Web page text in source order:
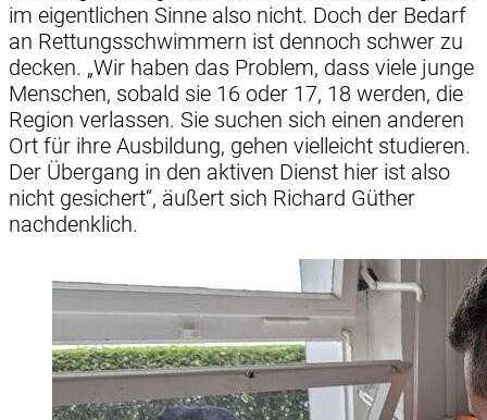
im eigentlichen Sinne also nicht. Doch der Bedarf
an Rettungsschwimmern ist dennoch schwer zu
decken. „Wir haben das Problem, dass viele junge
Menschen, sobald sie 16 oder 17, 18 werden, die
Region verlassen. Sie suchen sich einen anderen
Ort für ihre Ausbildung, gehen vielleicht studieren.
Der Übergang in den aktiven Dienst hier ist also
nicht gesichert“, äußert sich Richard Güther
nachdenklich.